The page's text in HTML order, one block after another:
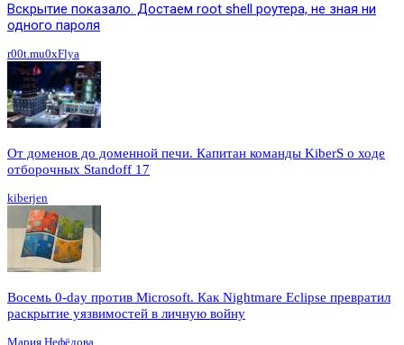
Вскрытие показало. Достаем root shell роутера, не зная ни
одного пароля
r00t.mu0xFlya
От доменов до доменной печи. Капитан команды KiberS о ходе
отборочных Standoff 17
kiberjen
Восемь 0-day против Microsoft. Как Nightmare Eclipse превратил
раскрытие уязвимостей в личную войну
Мария Нефёдова